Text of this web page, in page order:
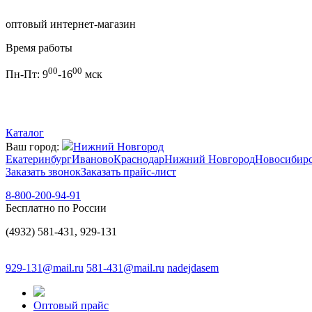
оптовый интернет-магазин
Время работы
Пн-Пт: 900-1600 мск
Каталог
Ваш город:
Нижний Новгород
ЕкатеринбургИвановоКраснодарНижний Новгород
Заказать звонокЗаказать прайс-лист
8-800-200-94-91
Бесплатно по России
(4932) 581-431, 929-131
929-131@mail.ru 581-431@mail.ru nadejdasem
Оптовый прайс